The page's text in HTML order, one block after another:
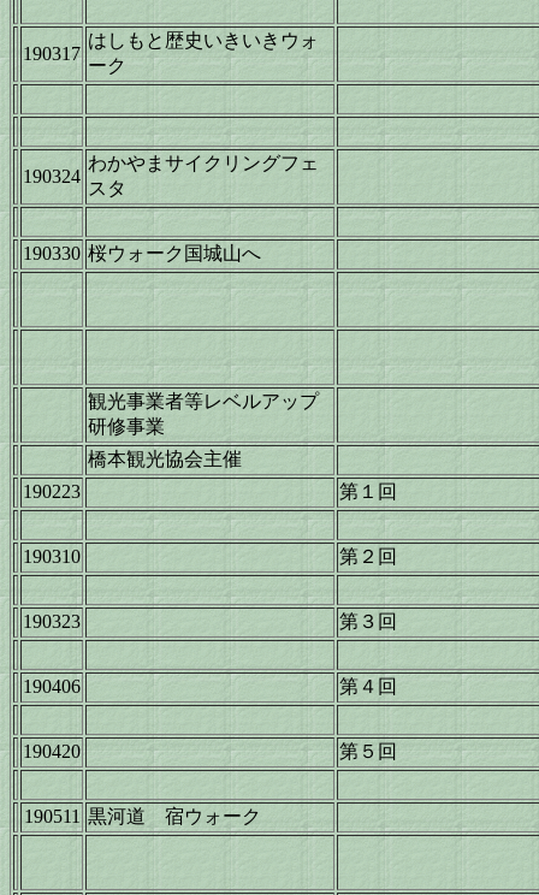
190317
はしもと歴史いきいきウォ
ーク
190324
わかやまサイクリングフェ
スタ
190330 桜ウォーク国城山へ
観光事業者等レベルアップ
研修事業
橋本観光協会主催
190223
第１回
190310 第２回
190323 第３回
190406 第４回
190420 第５回
190511 黒河道 宿ウォーク